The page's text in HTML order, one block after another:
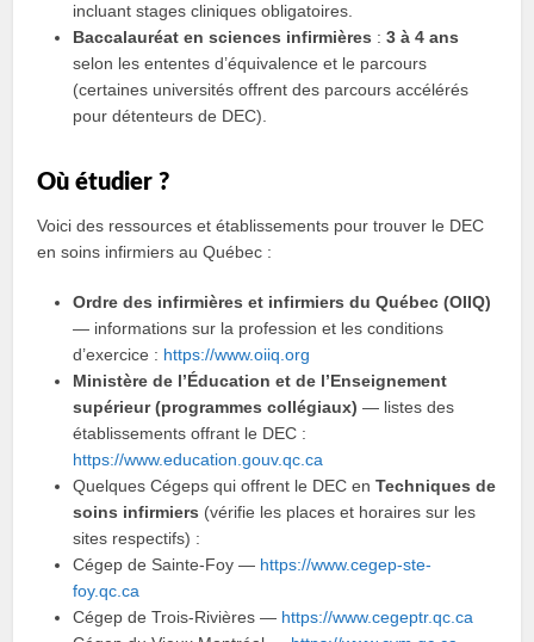
incluant stages cliniques obligatoires.
Baccalauréat en sciences infirmières :3 à 4 ans
selon les ententes d’équivalence et le parcours
(certaines universités offrent des parcours accélérés
pour détenteurs de DEC).
Où étudier ?
Voici des ressources et établissements pour trouver le DEC
en soins infirmiers au Québec :
Ordre des infirmières et infirmiers du Québec (OIIQ)
— informations sur la profession et les conditions
d’exercice : https://www.oiiq.org
Ministère de l’Éducation et de l’Enseignement
supérieur (programmes collégiaux) — listes des
établissements offrant le DEC :
https://www.education.gouv.qc.ca
Quelques Cégeps qui offrent le DEC enTechniques de
soins infirmiers (vérifie les places et horaires sur les
sites respectifs) :
Cégep de Sainte-Foy — https://www.cegep-ste-
foy.qc.ca
Cégep de Trois-Rivières — https://www.cegeptr.qc.ca